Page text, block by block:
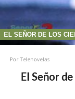
EL SEÑOR DE LOS
PorTelenovelas
El Señor